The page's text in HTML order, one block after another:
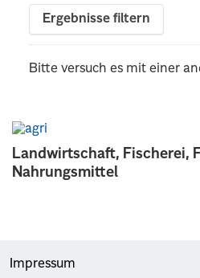
Landwirtschaft, Fischerei,
Nahrungsmittel
Ergebnisse filtern
Bitte versuch es mit einer
Impressum